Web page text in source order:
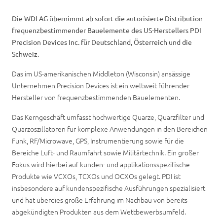
Die WDI AG übernimmt ab sofort die autorisierte Distribution
frequenzbestimmender Bauelemente des US-Herstellers PDI
Precision Devices Inc. für Deutschland, Österreich und die
Schweiz.
Das im US-amerikanischen Middleton (Wisconsin) ansässige
Unternehmen Precision Devices ist ein weltweit führender
Hersteller von frequenzbestimmenden Bauelementen.
Das Kerngeschäft umfasst hochwertige Quarze, Quarzfilter und
Quarzoszillatoren für komplexe Anwendungen in den Bereichen
Funk, RF/Microwave, GPS, Instrumentierung sowie für die
Bereiche Luft- und Raumfahrt sowie Militärtechnik. Ein großer
Fokus wird hierbei auf kunden- und applikationsspezifische
Produkte wie VCXOs, TCXOs und OCXOs gelegt. PDI ist
insbesondere auf kundenspezifische Ausführungen spezialisiert
und hat überdies große Erfahrung im Nachbau von bereits
abgekündigten Produkten aus dem Wettbewerbsumfeld.